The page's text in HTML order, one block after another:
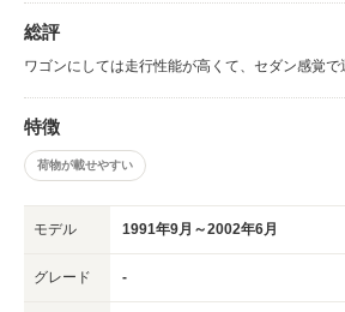
総評
ワゴンにしては走行性能が高くて、セダン感覚で
特徴
荷物が載せやすい
モデル 1991年9月～2002年6月
グレード -